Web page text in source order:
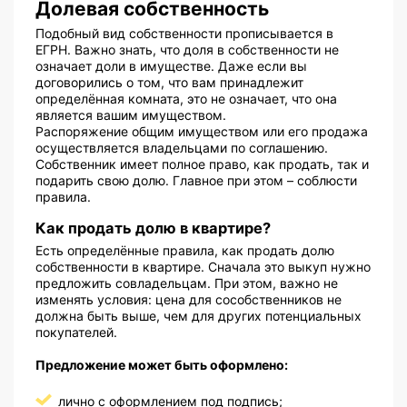
Долевая собственность
Подобный вид собственности прописывается в
ЕГРН. Важно знать, что доля в собственности не
означает доли в имуществе. Даже если вы
договорились о том, что вам принадлежит
определённая комната, это не означает, что она
является вашим имуществом.
Распоряжение общим имуществом или его продажа
осуществляется владельцами по соглашению.
Собственник имеет полное право, как продать, так и
подарить свою долю. Главное при этом – соблюсти
правила.
Как продать долю в квартире?
Есть определённые правила, как продать долю
собственности в квартире. Сначала это выкуп нужно
предложить совладельцам. При этом, важно не
изменять условия: цена для сособственников не
должна быть выше, чем для других потенциальных
покупателей.
Предложение может быть оформлено:
лично с оформлением под подпись;